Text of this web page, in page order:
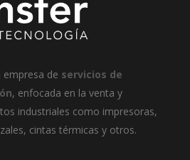
de servicios de
, enfocada en la venta y
industriales como impresoras,
cintas térmicas y otros.